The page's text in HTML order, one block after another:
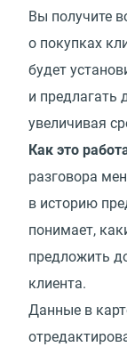
Вы получите
о покупках
будет
и предлагать
увеличивая
Как это
разговора
в историю
понимает,
предложить
клиента.
Данные в